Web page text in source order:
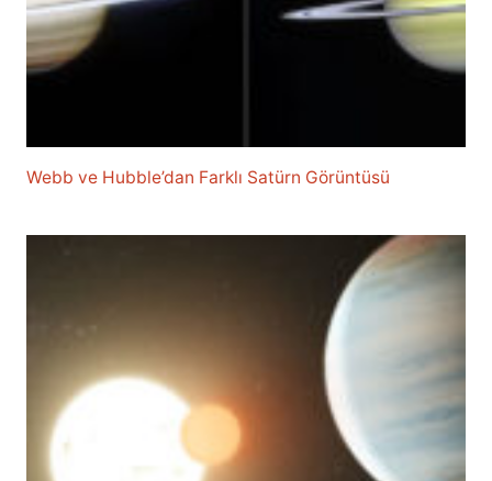
Webb ve Hubble’dan Farklı Satürn Görüntüsü